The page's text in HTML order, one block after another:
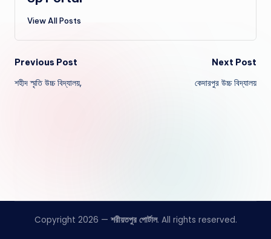
View All Posts
Post
navigation
Previous Post
শহীদ স্মৃতি উচ্চ বিদ্যালয়,
Next Post
কেদারপুর উচ্চ বিদ্যালয়
Copyright 2026 — শরীয়তপুর পোর্টাল. All rights reserved.